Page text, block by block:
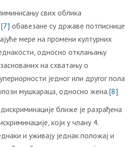
свих облика
[7] обавезане су државе потписнице
мере на промени културних
односно отклањању
на схватању о
једног или другог пола
мушкараца, односно жена.[8]
ближе је разрађена
који у члану 4.
и уживају једнак положај и